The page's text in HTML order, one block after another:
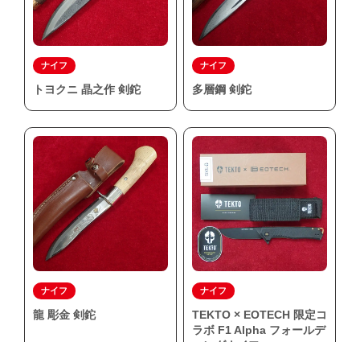
ナイフ
トヨクニ 晶之作 剣鉈
ナイフ
多層鋼 剣鉈
ナイフ
龍 彫金 剣鉈
ナイフ
TEKTO × EOTECH 限定コ
ラボ F1 Alpha フォールデ